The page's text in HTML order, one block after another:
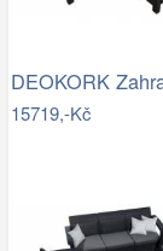
15719,-Kč